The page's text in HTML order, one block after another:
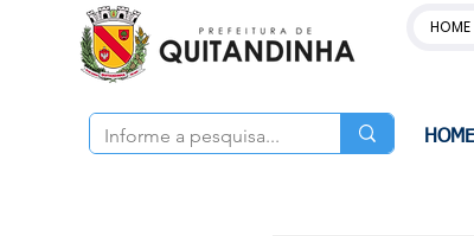
HOME
HOME